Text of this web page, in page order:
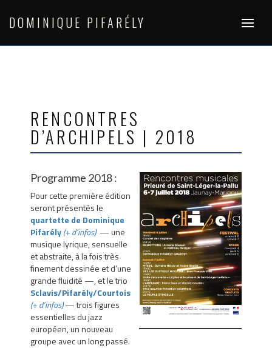
content
DOMINIQUE PIFARÉLY
RENCONTRES
D’ARCHIPELS | 2018
Programme 2018 :
Pour cette première édition
seront présentés le
quartette de Dominique
Pifarély(+ d’infos)— une
musique lyrique, sensuelle
et abstraite, à la fois très
finement dessinée et d’une
grande fluidité —, et le trio
Sclavis/Pifarély/Courtois
(+ d’infos)— trois figures
essentielles du jazz
européen, un nouveau
groupe avec un long passé.